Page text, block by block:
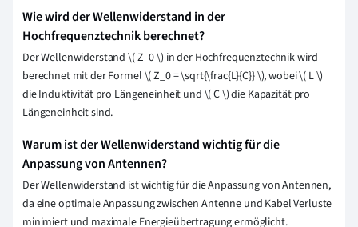
Wie wird der Wellenwiderstand in der
Hochfrequenztechnik berechnet?
Der Wellenwiderstand\( Z_0\) in der Hochfrequenztechnik wird
berechnet mit der Formel \( Z_0 =\sqrt{\frac{L}{C}}\), wobei\( L\)
die Induktivität pro Längeneinheit und \( C\) die Kapazität pro
Längeneinheit sind.
Warum ist der Wellenwiderstand wichtig für die
Anpassung von Antennen?
Der Wellenwiderstand ist wichtig für die Anpassung von Antennen,
da eine optimale Anpassung zwischen Antenne und Kabel Verluste
minimiert und maximale Energieübertragung ermöglicht.